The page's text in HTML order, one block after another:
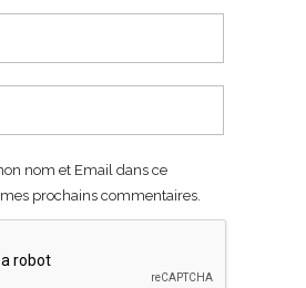
nom et Email dans ce
prochains commentaires.